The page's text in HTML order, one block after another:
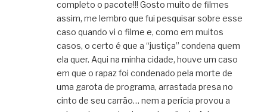
completo o pacote!!! Gosto muito de filmes
assim, me lembro que fui pesquisar sobre esse
caso quando vi o filme e, como em muitos
casos, o certo é que a “justiça” condena quem
ela quer. Aqui na minha cidade, houve um caso
em que o rapaz foi condenado pela morte de
uma garota de programa, arrastada presa no
cinto de seu carrão… nem a perícia provou a